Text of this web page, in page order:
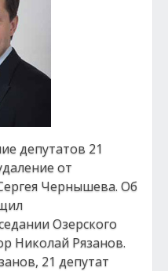
депутатов 21
от
Чернышева. Об
Озерского
Николай Рязанов.
21 депутат